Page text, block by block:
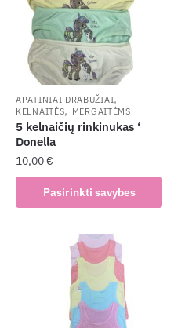
APATINIAI DRABUŽIAI,
KELNAITĖS, MERGAITĖMS
5 kelnaičių rinkinukas ‘
Donella
10,00€
Pasirinkti savybes
product